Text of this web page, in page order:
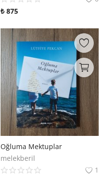
₺875
Oğluma Mektuplar
melekberil
1